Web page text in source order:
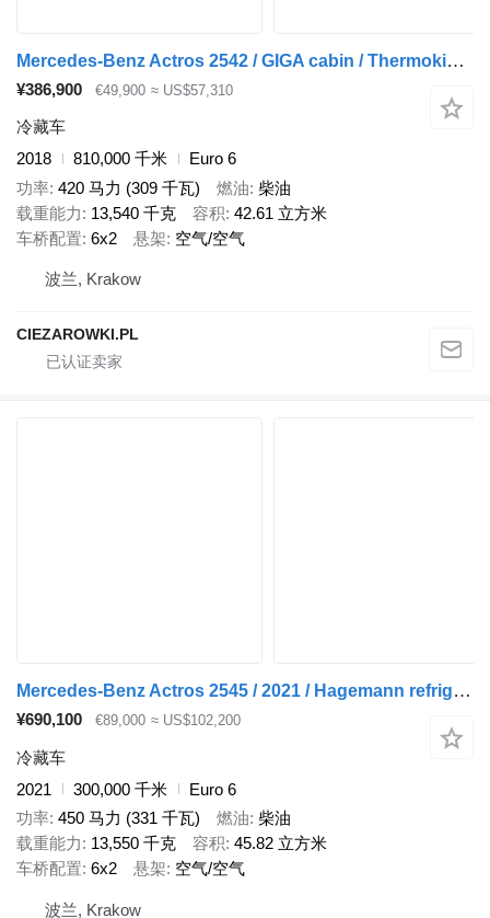
Mercedes-Benz Actros 2542 / GIGA cabin / Thermoking 1000R
¥386,900 €49,900 ≈ US$57,310
冷藏车
2018
810,000 千米
Euro 6
功率 420 马力 (309 千瓦) 燃油 柴油
载重能力
13,540 千克 容积 42.61 立方米
车桥配置 6x2 悬架 空气/空气
波兰, Krakow
CIEZAROWKI.PL
Mercedes-Benz Actros 2545 / 2021 / Hagemann refrigerator Multitemperature
¥690,100 €89,000 ≈ US$102,200
冷藏车
2021
300,000 千米
Euro 6
功率 450 马力 (331 千瓦) 燃油 柴油
载重能力
13,550 千克 容积 45.82 立方米
车桥配置 6x2 悬架 空气/空气
波兰, Krakow